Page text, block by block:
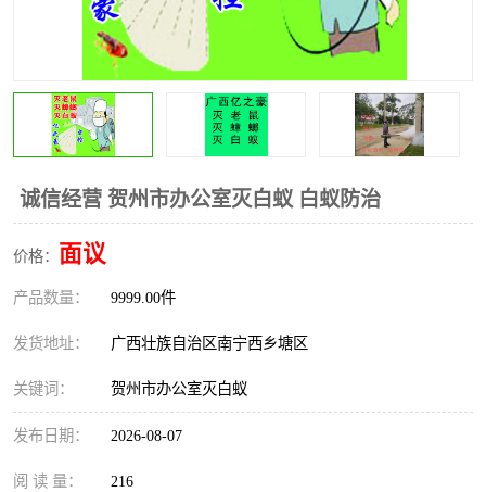
诚信经营 贺州市办公室灭白蚁 白蚁防治
价格： 面议
产品数量： 9999.00件
发货地址： 广西壮族自治区南宁西乡塘区
关键词： 贺州市办公室灭白蚁
发布日期： 2026-08-07
阅 读 量： 216